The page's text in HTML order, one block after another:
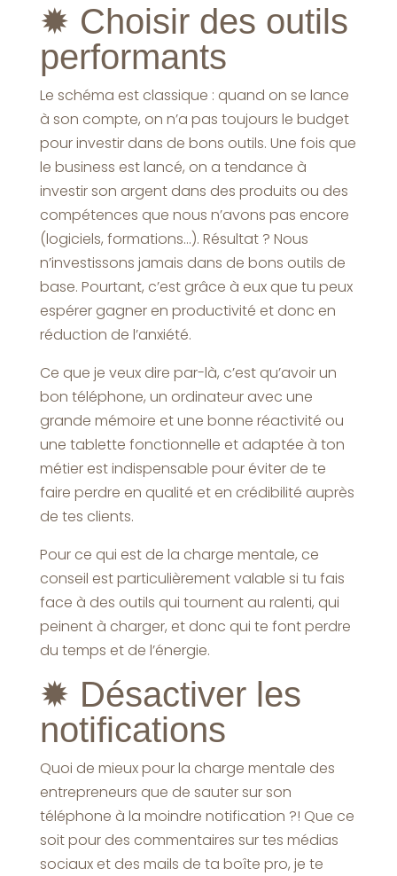
✹ Choisir des outils
performants
Le schéma est classique : quand on se lance
à son compte, on n’a pas toujours le budget
pour investir dans de bons outils. Une fois que
le business est lancé, on a tendance à
investir son argent dans des produits ou des
compétences que nous n’avons pas encore
(logiciels, formations…). Résultat ? Nous
n’investissons jamais dans de bons outils de
base. Pourtant, c’est grâce à eux que tu peux
espérer gagner en productivité et donc en
réduction de l’anxiété.
Ce que je veux dire par-là, c’est qu’avoir un
bon téléphone, un ordinateur avec une
grande mémoire et une bonne réactivité ou
une tablette fonctionnelle et adaptée à ton
métier est indispensable pour éviter de te
faire perdre en qualité et en crédibilité auprès
de tes clients.
Pour ce qui est de la charge mentale, ce
conseil est particulièrement valable si tu fais
face à des outils qui tournent au ralenti, qui
peinent à charger, et donc qui te font perdre
du temps et de l’énergie.
✹ Désactiver les
notifications
Quoi de mieux pour la charge mentale des
entrepreneurs que de sauter sur son
téléphone à la moindre notification ?! Que ce
soit pour des commentaires sur tes médias
sociaux et des mails de ta boîte pro, je te